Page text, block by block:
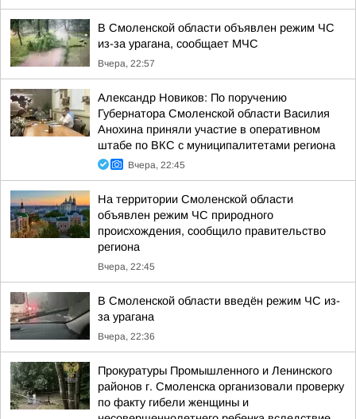
В Смоленской области объявлен режим ЧС
из-за урагана, сообщает МЧС
Вчера, 22:57
Александр Новиков: По поручению
Губернатора Смоленской области Василия
Анохина приняли участие в оперативном
штабе по ВКС с муниципалитетами региона
Вчера, 22:45
На территории Смоленской области
объявлен режим ЧС природного
происхождения, сообщило правительство
региона
Вчера, 22:45
В Смоленской области введён режим ЧС из-
за урагана
Вчера, 22:36
Прокуратуры Промышленного и Ленинского
районов г. Смоленска организовали проверку
по факту гибели женщины и